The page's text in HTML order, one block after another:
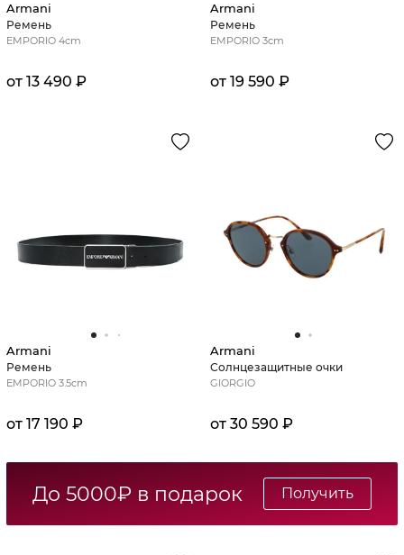
Armani
Ремень
EMPORIO 4cm
от 13 490 ₽
Armani
Ремень
EMPORIO 3cm
от 19 590 ₽
Armani
Ремень
EMPORIO 3.5cm
от 17 190 ₽
Armani
Солнцезащитные очки
GIORGIO
от 30 590 ₽
До 5000₽ в подарок Получить